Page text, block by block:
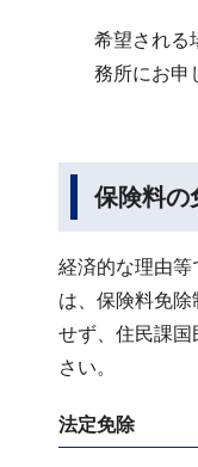
希望される
務所にお申
保険料の
経済的な理由等
は、保険料免
せず、住民課
さい。
法定免除